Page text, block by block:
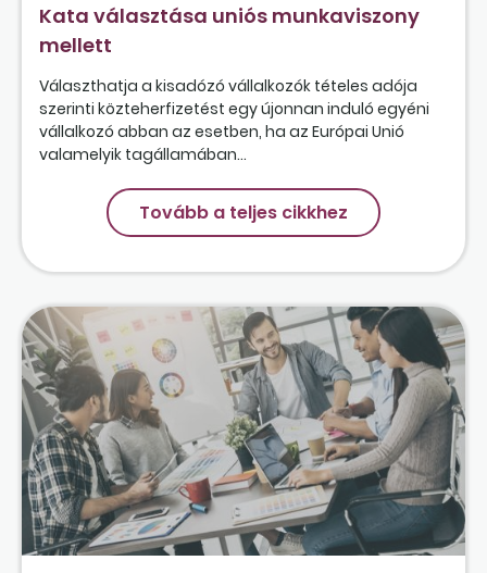
Kata választása uniós munkaviszony
mellett
Választhatja a kisadózó vállalkozók tételes adója
szerinti közteherfizetést egy újonnan induló egyéni
vállalkozó abban az esetben, ha az Európai Unió
valamelyik tagállamában...
Tovább a teljes cikkhez